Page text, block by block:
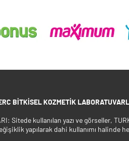
BITKISEL KOZMETIK
Sitede kullanılan yazı ve görseller,
yapılarak dahi kullanımı halinde